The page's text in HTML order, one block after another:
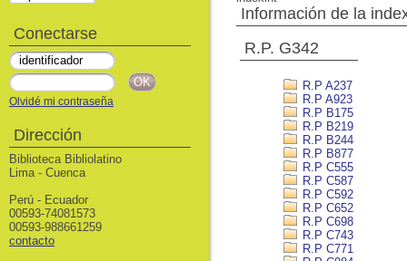
Información de la
R.P. G342
R.P A237
R.P A923
R.P B175
R.P B219
R.P B244
R.P B877
R.P C555
R.P C587
R.P C592
R.P C652
R.P C698
R.P C743
R.P C771
Conectarse
Olvidé mi contraseña
Dirección
Biblioteca Bibliolatino
Lima - Cuenca
Perú - Ecuador
00593-74081573
00593-988661259
contacto